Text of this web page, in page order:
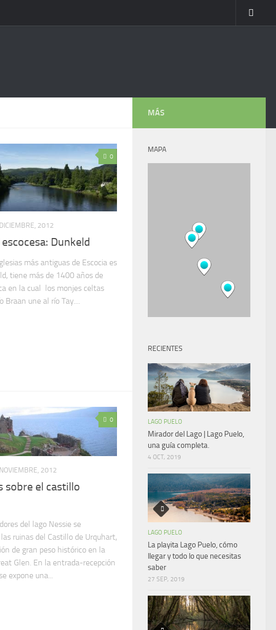
0
2012
Dunkeld
más antiguas de Escocia es
tiene más de 1400 años de
en la cual los monjes celtas
Braan une al río Tay....
0
2012
sobre el castillo
del lago Nessie se
ruinas del Castillo de Urquhart,
de gran peso histórico en la
Glen. En la entrada-recepción
expone una...
MÁS
MAPA
RECIENTES
LAGO PUELO
Mirador del Lago | Lago Puelo,
una guía completa.
4 OCT, 2019
LAGO PUELO
La playita Lago Puelo, cómo
llegar y todo lo que necesitas
saber
27 SEP, 2019